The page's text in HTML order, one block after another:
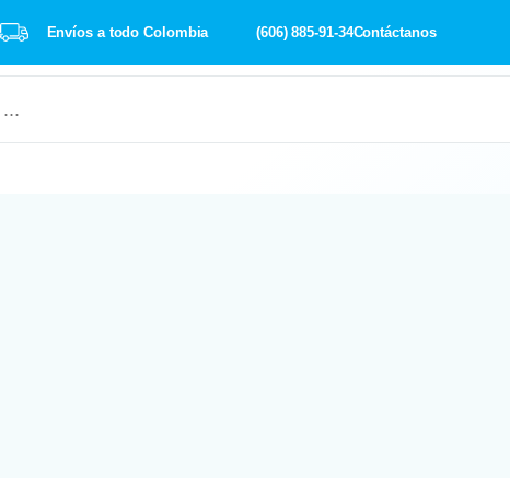
Envíos a todo Colombia (606) 885-91-34Contáctanos